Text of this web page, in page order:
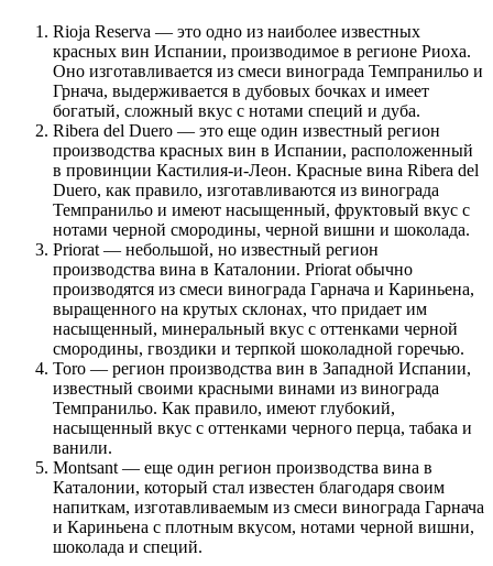
Rioja Reserva — это одно из наиболее известных
красных вин Испании, производимое в регионе Риоха.
Оно изготавливается из смеси винограда Темпранильо и
Грнача, выдерживается в дубовых бочках и имеет
богатый, сложный вкус с нотами специй и дуба.
Ribera del Duero — это еще один известный регион
производства красных вин в Испании, расположенный
в провинции Кастилия-и-Леон. Красные вина Ribera del
Duero, как правило, изготавливаются из винограда
Темпранильо и имеют насыщенный, фруктовый вкус с
нотами черной смородины, черной вишни и шоколада.
Priorat — небольшой, но известный регион
производства вина в Каталонии. Priorat обычно
производятся из смеси винограда Гарнача и Кариньена,
выращенного на крутых склонах, что придает им
насыщенный, минеральный вкус с оттенками черной
смородины, гвоздики и терпкой шоколадной горечью.
Toro — регион производства вин в Западной Испании,
известный своими красными винами из винограда
Темпранильо. Как правило, имеют глубокий,
насыщенный вкус с оттенками черного перца, табака и
ванили.
Montsant — еще один регион производства вина в
Каталонии, который стал известен благодаря своим
напиткам, изготавливаемым из смеси винограда Гарнача
и Кариньена с плотным вкусом, нотами черной вишни,
шоколада и специй.